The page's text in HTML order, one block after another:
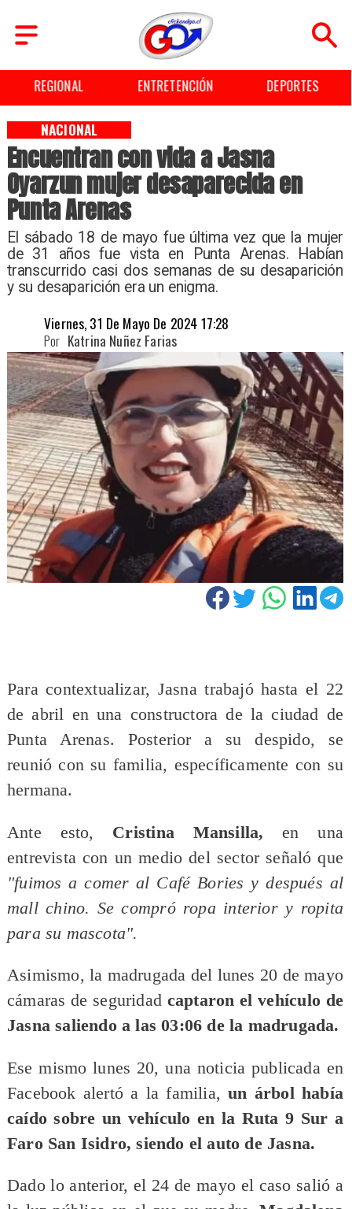
REGIONAL ENTRETENCIÓN DEPORTES
Encuentran con vida a Jasna
Oyarzun mujer desaparecida en
Punta Arenas
El sábado 18 de mayo fue última vez que la mujer
de 31 años fue vista en Punta Arenas. Habían
transcurrido casi dos semanas de su desaparición
y su desaparición era un enigma.
NACIONAL
Viernes, 31 De Mayo De 2024 17:28
Katrina Nuñez Farias
Por
Para contextualizar, Jasna trabajó hasta el 22
de abril en una constructora de la ciudad de
Punta Arenas. Posterior a su despido, se
reunió con su familia, específicamente con su
hermana.
Ante esto, Cristina Mansilla, en una
entrevista con un medio del sector señaló que
"fuimos a comer al Café Bories y después al
mall chino. Se compró ropa interior y ropita
para su mascota".
Asimismo, la madrugada del lunes 20 de mayo
cámaras de seguridad captaron el vehículo de
Jasna saliendo a las 03:06 de la madrugada.
Ese mismo lunes 20, una noticia publicada en
Facebook alertó a la familia,un árbol había
caído sobre un vehículo en la Ruta 9 Sur a
Faro San Isidro, siendo el auto de Jasna.
Dado lo anterior, el 24 de mayo el caso salió a